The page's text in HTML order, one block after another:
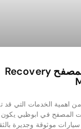
ريكفري المصفح Recovery
اهمية الخدمات التي قد
المصفح في ابوظبي يكون
موثوقة وجديرة